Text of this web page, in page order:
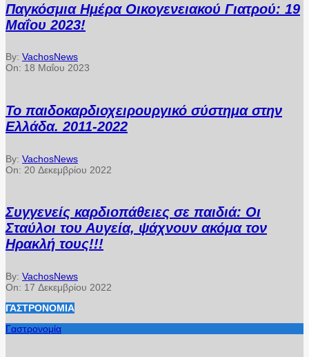
Παγκόσμια Ημέρα Οικογενειακού Γιατρού: 19
Μαΐου 2023!
By: VachosNews
On: 18 Μαΐου 2023
Το παιδοκαρδιοχειρουργικό σύστημα στην
Ελλάδα. 2011-2022
By: VachosNews
On: 20 Δεκεμβρίου 2022
Συγγενείς καρδιοπάθειες σε παιδιά: Οι
Σταύλοι του Αυγεία, ψάχνουν ακόμα τον
Ηρακλή τους!!!
By: VachosNews
On: 17 Δεκεμβρίου 2022
ΓΑΣΤΡΟΝΟΜΊΑ
Γαστρονομία